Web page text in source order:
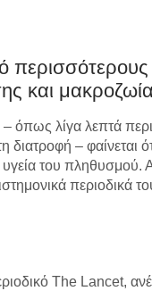
και
όπως λίγα λεπτά
διατροφή – φαίνεται
υγεία του
περιοδικά
The Lancet,